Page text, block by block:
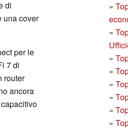
»
»
» T
»
»
»
»
»
di
una cover
per le
7 di
router
ancora